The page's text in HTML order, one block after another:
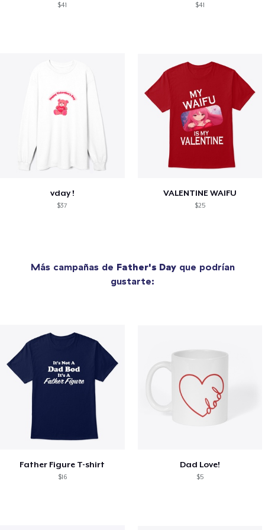
$41 $41
vday !
$37
VALENTINE WAIFU
$25
Más campañas de Father's Dayque podrían
gustarte:
Father Figure T-shirt
$16
Dad Love!
$5